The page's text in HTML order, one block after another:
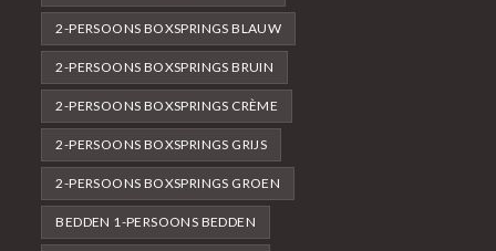
2-PERSOONS BOXSPRINGS BLAUW
2-PERSOONS BOXSPRINGS BRUIN
2-PERSOONS BOXSPRINGS CRÈME
2-PERSOONS BOXSPRINGS GRIJS
2-PERSOONS BOXSPRINGS GROEN
BEDDEN 1-PERSOONS BEDDEN